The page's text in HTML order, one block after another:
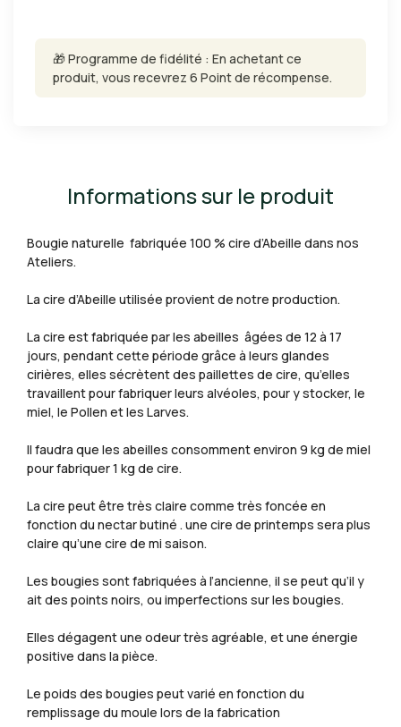
🎁 Programme de fidélité : En achetant ce
produit, vous recevrez 6 Point de récompense.
Informations sur le produit
Bougie naturelle fabriquée 100 % cire d’Abeille dans nos
Ateliers.
La cire d’Abeille utilisée provient de notre production.
La cire est fabriquée par les abeilles âgées de 12 à 17
jours, pendant cette période grâce à leurs glandes
cirières, elles sécrètent des paillettes de cire, qu’elles
travaillent pour fabriquer leurs alvéoles, pour y stocker, le
miel, le Pollen et les Larves.
Il faudra que les abeilles consomment environ 9 kg de miel
pour fabriquer 1 kg de cire.
La cire peut être très claire comme très foncée en
fonction du nectar butiné . une cire de printemps sera plus
claire qu’une cire de mi saison.
Les bougies sont fabriquées à l’ancienne, il se peut qu’il y
ait des points noirs, ou imperfections sur les bougies.
Elles dégagent une odeur très agréable, et une énergie
positive dans la pièce.
Le poids des bougies peut varié en fonction du
remplissage du moule lors de la fabrication